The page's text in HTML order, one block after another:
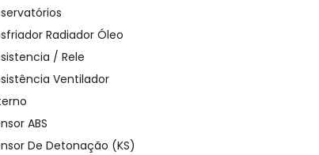
Radiador Óleo
/ Rele
Ventilador
ABS
De Detonação (KS)